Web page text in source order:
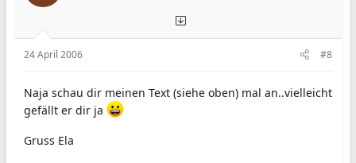
24 April 2006 #8
Naja schau dir meinen Text (siehe oben) mal an..vielleicht
gefällt er dir ja
Gruss Ela